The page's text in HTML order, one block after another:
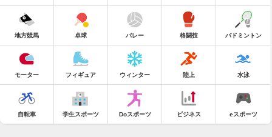
地方競馬 卓球 バレー 格闘技 バドミントン
モーター フィギュア ウィンター 陸上 水泳
自転車 学生スポーツ Doスポーツ ビジネス eスポーツ